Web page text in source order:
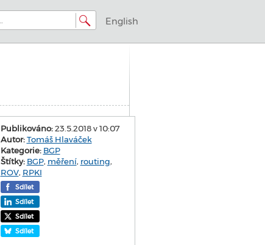
English
Publikováno:23.5.2018 v 10:07
Autor: Tomáš Hlaváček
Kategorie: BGP
Štítky: BGP, měření, routing,
ROV, RPKI
Sdílet
Sdílet
Sdílet
Sdílet